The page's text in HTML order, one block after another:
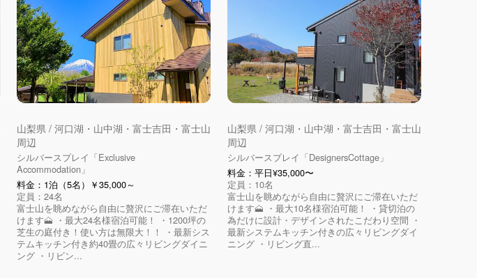
山梨県 / 河口湖・山中湖・富士吉田・富士山
周辺
シルバースプレイ「Exclusive
Accommodation」
料金：1泊（5名）￥35,000～
定員：24名
富士山を眺めながら自由に贅沢にご滞在いただ
けます🗻 ・最大24名様宿泊可能！ ・1200坪の
芝生の庭付き！使い方は無限大！！ ・最新シス
テムキッチン付き約40畳の広々リビングダイニ
ング ・リビン...
山梨県 / 河口湖・山中湖・富士吉田・富士山
周辺
シルバースプレイ「DesignersCottage」
料金：平日¥35,000〜
定員：10名
富士山を眺めながら自由に贅沢にご滞在いただ
けます🗻 ・最大10名様宿泊可能！ ・貸切泊の
為だけに設計・デザインされたこだわり空間 ・
最新システムキッチン付きの広々リビングダイ
ニング ・リビング直...